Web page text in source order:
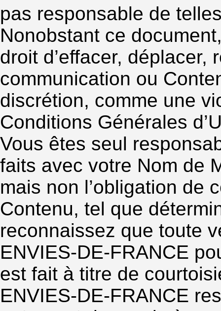
pas responsable de
Nonobstant ce
droit d’effacer, déplacer,
communication ou
discrétion, comme une
Conditions Générales
Vous êtes seul
faits avec votre Nom de
mais non l’obligation de
Contenu, tel que
reconnaissez que toute
ENVIES-DE-FRANCE
est fait à titre de
ENVIES-DE-FRANCE